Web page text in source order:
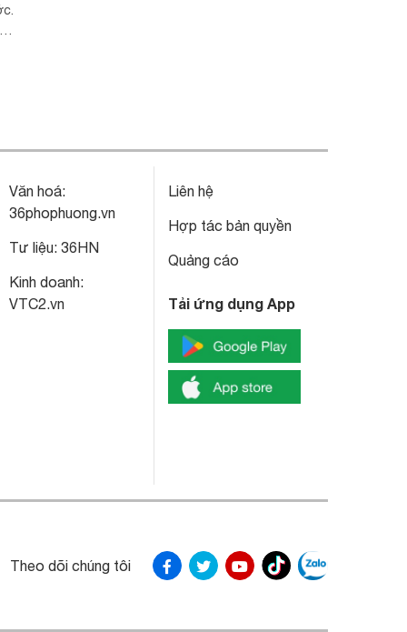
Văn hoá:
36phophuong.vn
Tư liệu: 36HN
Kinh doanh:
VTC2.vn
Liên hệ
Hợp tác bản quyền
Quảng cáo
Tải ứng dụng App
Theo dõi chúng tôi